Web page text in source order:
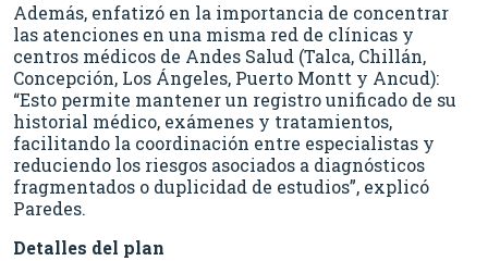
Además, enfatizó en la importancia de concentrar
las atenciones en una misma red de clínicas y
centros médicos de Andes Salud (Talca, Chillán,
Concepción, Los Ángeles, Puerto Montt y Ancud):
“Esto permite mantener un registro unificado de su
historial médico, exámenes y tratamientos,
facilitando la coordinación entre especialistas y
reduciendo los riesgos asociados a diagnósticos
fragmentados o duplicidad de estudios”, explicó
Paredes.
Detalles del plan